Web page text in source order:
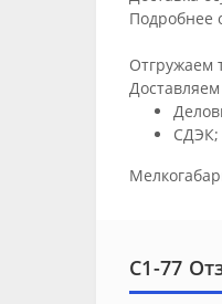
Подробнее
Отгружаем
СДЭК;
С1-77